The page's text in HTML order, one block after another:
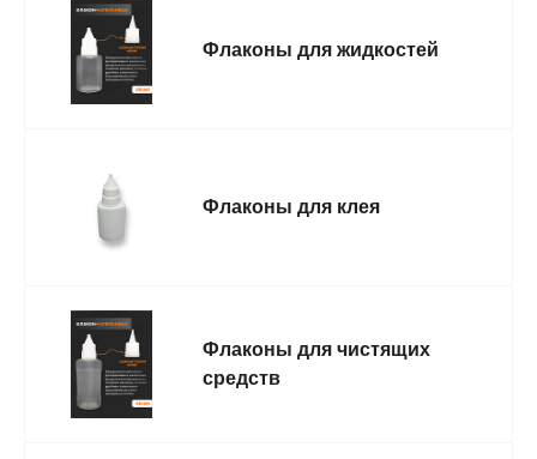
Флаконы для жидкостей
Флаконы для клея
Флаконы для чистящих
средств